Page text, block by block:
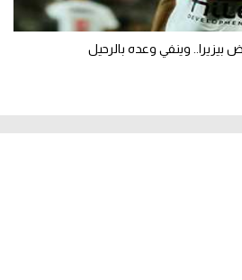
بيزيرا.. وينفي وعده بالرحيل